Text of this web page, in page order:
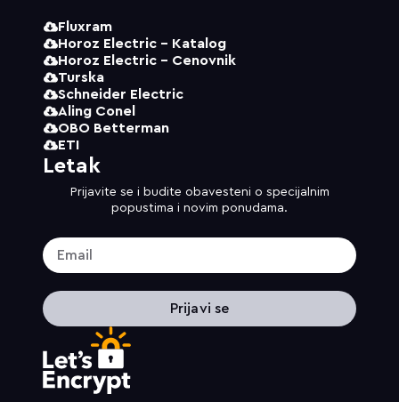
Fluxram
Horoz Electric - Katalog
Horoz Electric - Cenovnik
Turska
Schneider Electric
Aling Conel
OBO Betterman
ETI
Letak
Prijavite se i budite obavesteni o specijalnim
popustima i novim ponudama.
Prijavi se